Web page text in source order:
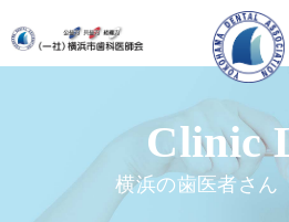
横浜の歯医者さん